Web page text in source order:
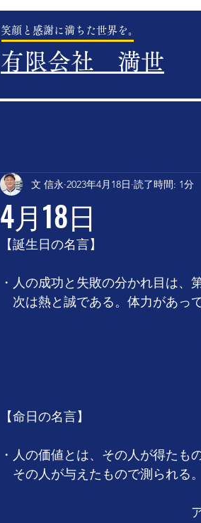
笑顔と感謝に満ちた世界を。
有限会社 満世
4月18日
文 信永 2023年4月18日 読了時間: 1分
【誕生日の名言】
・人の成功と失敗の分かれ目は、
次は熱と誠である。体力があっ
五島慶太（
日本の
【命日の名言】
・人の価値とは、その人が得たも
その人が与えたもので測られる。
アインシュタイン